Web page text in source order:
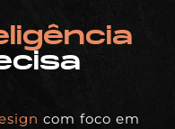
com foco em